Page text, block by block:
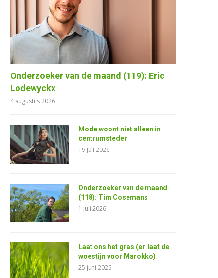
Onderzoeker van de maand (119): Eric
Lodewyckx
4 augustus 2026
Mode woont niet alleen in
centrumsteden
19 juli 2026
Onderzoeker van de maand
(118): Tim Cosemans
1 juli 2026
Laat ons het gras (en laat de
woestijn voor Marokko)
25 juni 2026